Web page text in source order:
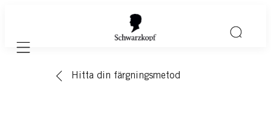
Mobile navigation
Hitta din färgningsmetod